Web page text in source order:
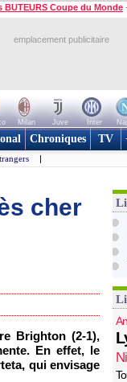
BUTEURS Coupe du Monde -
emplacement publicitaire
Milan Juve Inter
Chroniques TV
|
cher
Brighton (2-1),
En effet, le
qui envisage